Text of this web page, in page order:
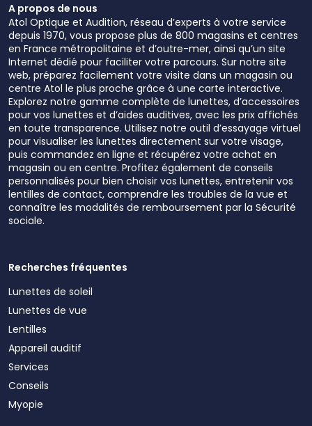
A propos de nous
Atol Optique et Audition, réseau d’experts à votre service
depuis 1970, vous propose plus de 800 magasins et centres
en France métropolitaine et d’outre-mer, ainsi qu’un site
Internet dédié pour faciliter votre parcours. Sur notre site
web, préparez facilement votre visite dans un magasin ou
centre Atol le plus proche grâce à une carte interactive.
Explorez notre gamme complète de lunettes, d’accessoires
pour vos lunettes et d’aides auditives, avec les prix affichés
en toute transparence. Utilisez notre outil d’essayage virtuel
pour visualiser les lunettes directement sur votre visage,
puis commandez en ligne et récupérez votre achat en
magasin ou en centre. Profitez également de conseils
personnalisés pour bien choisir vos lunettes, entretenir vos
lentilles de contact, comprendre les troubles de la vue et
connaître les modalités de remboursement par la Sécurité
sociale.
Recherches fréquentes
Lunettes de soleil
Lunettes de vue
Lentilles
Appareil auditif
Services
Conseils
Myopie